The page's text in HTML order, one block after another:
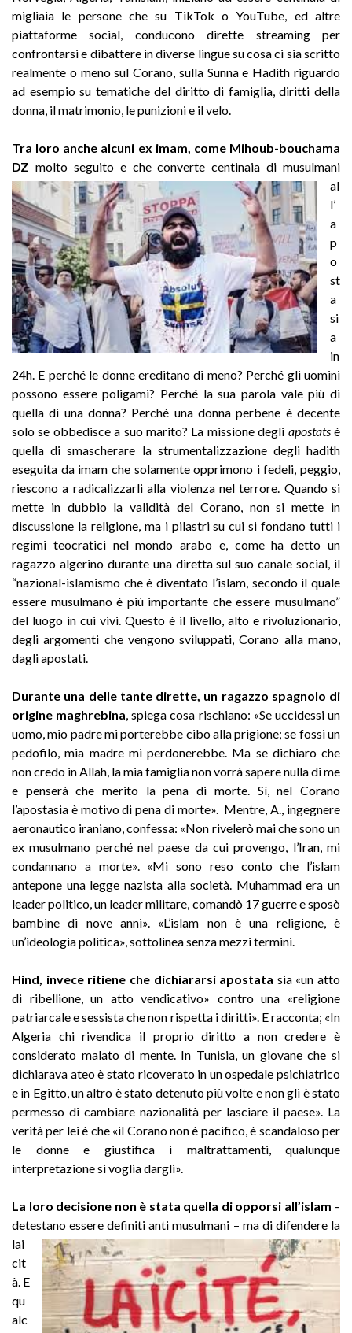
migliaia le persone che su TikTok o YouTube, ed altre
piattaforme social, conducono dirette streaming per
confrontarsi e dibattere in diverse lingue su cosa ci sia scritto
realmente o meno sul Corano, sulla Sunna e Hadith riguardo
ad esempio su tematiche del diritto di famiglia, diritti della
donna, il matrimonio, le punizioni e il velo.
Tra loro anche alcuni ex imam, come Mihoub-bouchama
DZ molto seguito e che converte centinaia di musulmani
al
l’
a
p
o
st
a
si
a
in
24h. E perché le donne ereditano di meno? Perché gli uomini
possono essere poligami? Perché la sua parola vale più di
quella di una donna? Perché una donna perbene è decente
solo se obbedisce a suo marito? La missione degli apostatsè
quella di smascherare la strumentalizzazione degli hadith
eseguita da imam che solamente opprimono i fedeli, peggio,
riescono a radicalizzarli alla violenza nel terrore. Quando si
mette in dubbio la validità del Corano, non si mette in
discussione la religione, ma i pilastri su cui si fondano tutti i
regimi teocratici nel mondo arabo e, come ha detto un
ragazzo algerino durante una diretta sul suo canale social, il
“nazional-islamismo che è diventato l’islam, secondo il quale
essere musulmano è più importante che essere musulmano”
del luogo in cui vivi. Questo è il livello, alto e rivoluzionario,
degli argomenti che vengono sviluppati, Corano alla mano,
dagli apostati.
Durante una delle tante dirette, un ragazzo spagnolo di
origine maghrebina , spiega cosa rischiano: «Se uccidessi un
uomo, mio padre mi porterebbe cibo alla prigione; se fossi un
pedofilo, mia madre mi perdonerebbe. Ma se dichiaro che
non credo in Allah, la mia famiglia non vorrà sapere nulla di me
e penserà che merito la pena di morte. Sì, nel Corano
l’apostasia è motivo di pena di morte». Mentre, A., ingegnere
aeronautico iraniano, confessa: «Non rivelerò mai che sono un
ex musulmano perché nel paese da cui provengo, l’Iran, mi
condannano a morte». «Mi sono reso conto che l’islam
antepone una legge nazista alla società. Muhammad era un
leader politico, un leader militare, comandò 17 guerre e sposò
bambine di nove anni». «L’islam non è una religione, è
un’ideologia politica», sottolinea senza mezzi termini.
Hind, invece ritiene che dichiararsi apostata sia «un atto
di ribellione, un atto vendicativo» contro una «religione
patriarcale e sessista che non rispetta i diritti». E racconta; «In
Algeria chi rivendica il proprio diritto a non credere è
considerato malato di mente. In Tunisia, un giovane che si
dichiarava ateo è stato ricoverato in un ospedale psichiatrico
e in Egitto, un altro è stato detenuto più volte e non gli è stato
permesso di cambiare nazionalità per lasciare il paese». La
verità per lei è che «il Corano non è pacifico, è scandaloso per
le donne e giustifica i maltrattamenti, qualunque
interpretazione si voglia dargli».
La loro decisione non è stata quella di opporsi all’islam –
detestano essere definiti anti musulmani – ma di difendere la
lai
cit
à. E
qu
alc